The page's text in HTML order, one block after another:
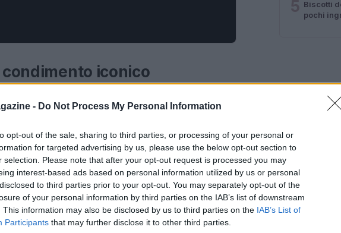
- Do Not Process My Personal Information
opt-out of the sale, sharing to third parties, or processing of your personal or
for targeted advertising by us, please use the below opt-out section to
selection. Please note that after your opt-out request is processed you may
interest-based ads based on personal information utilized by us or personal
to third parties prior to your opt-out. You may separately opt-out of the
of your personal information by third parties on the IAB’s list of downstream
This information may also be disclosed by us to third parties on the IAB’s List of
Participants that may further disclose it to other third parties.
iconico
uno dei condimenti più celebri della cucina
delizioso mix di basilico, aglio, pinoli,
e autenticità. La preparazione del
alta qualità e una certa manualità, soprattutto
che preserva i sapori e le proprietà degli
Biscotti
pochi